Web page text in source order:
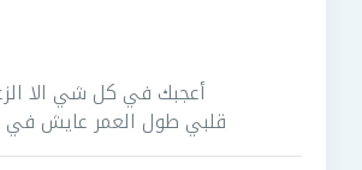
أعجبك في كل شي الا
قلبي طول العمر عايش في